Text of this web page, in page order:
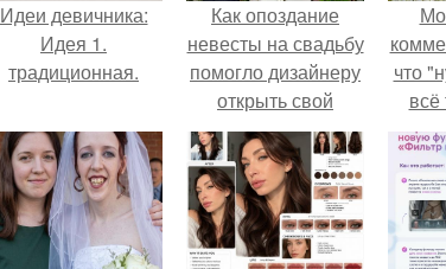
Идеи девичника:
Идея 1.
традиционная.
Как опоздание
невесты на свадьбу
помогло дизайнеру
открыть свой
бренд.
что